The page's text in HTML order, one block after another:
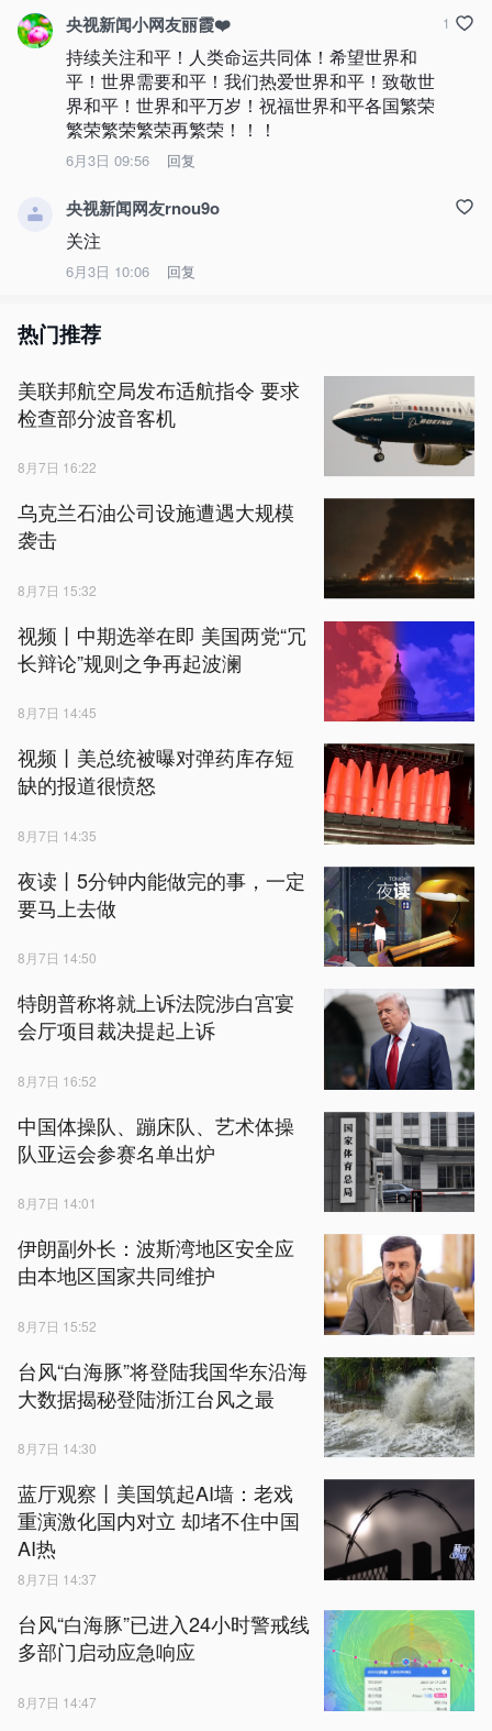
央视新闻小网友丽霞❤️
持续关注和平！人类命运共同体！希望世界和
平！世界需要和平！我们热爱世界和平！致敬世
界和平！世界和平万岁！祝福世界和平各国繁荣
繁荣繁荣繁荣再繁荣！！！
6月3日 09:56 回复
1
央视新闻网友rnou9o
关注
6月3日 10:06 回复
热门推荐
美联邦航空局发布适航指令 要求
检查部分波音客机
8月7日 16:22
乌克兰石油公司设施遭遇大规模
袭击
8月7日 15:32
视频丨中期选举在即 美国两党“冗
长辩论”规则之争再起波澜
8月7日 14:45
视频丨美总统被曝对弹药库存短
缺的报道很愤怒
8月7日 14:35
夜读丨5分钟内能做完的事，一定
要马上去做
8月7日 14:50
特朗普称将就上诉法院涉白宫宴
会厅项目裁决提起上诉
8月7日 16:52
中国体操队、蹦床队、艺术体操
队亚运会参赛名单出炉
8月7日 14:01
伊朗副外长：波斯湾地区安全应
由本地区国家共同维护
8月7日 15:52
台风“白海豚”将登陆我国华东沿海
大数据揭秘登陆浙江台风之最
8月7日 14:30
蓝厅观察丨美国筑起AI墙：老戏
重演激化国内对立 却堵不住中国
AI热
8月7日 14:37
台风“白海豚”已进入24小时警戒线
多部门启动应急响应
8月7日 14:47